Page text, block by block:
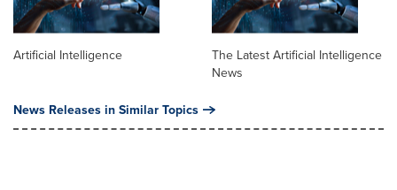
Artificial Intelligence
The Latest Artificial Intelligence
News
News Releases in Similar Topics